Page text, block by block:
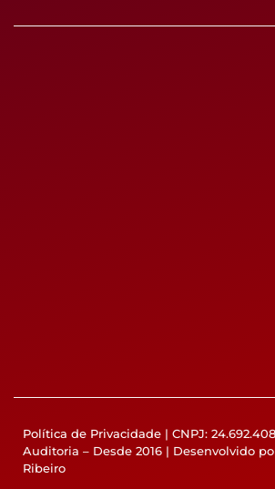
Política de Privacidade | CNPJ:
Auditoria – Desde 2016 | Desenvolvido
Ribeiro